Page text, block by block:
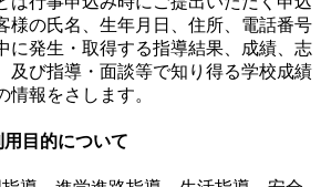
様の氏名、生年月日、住所、電話番号
に発生・取得する指導結果、成績、志
及び指導・面談等で知り得る学校成績
報をさします。
目的について